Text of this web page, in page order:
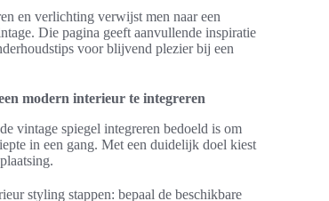
en verlichting verwijst men naar een
Die pagina geeft aanvullende inspiratie
voor blijvend plezier bij een
modern interieur te integreren
vintage spiegel integreren bedoeld is om
in een gang. Met een duidelijk doel kiest
styling stappen: bepaal de beschikbare